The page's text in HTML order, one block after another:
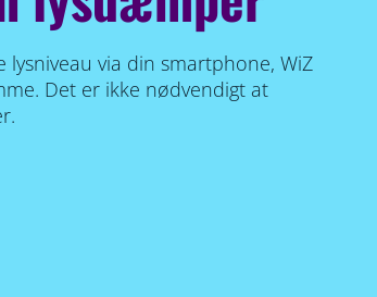
via din smartphone, WiZ
Det er ikke nødvendigt at